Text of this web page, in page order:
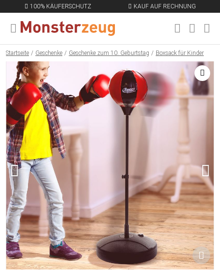
100% KÄUFERSCHUTZ KAUF AUF RECHNUNG
MENÜ SCHLIESSEN
Startseite Geschenke Geschenke zum 10. Geburtstag Boxsack für Kinder